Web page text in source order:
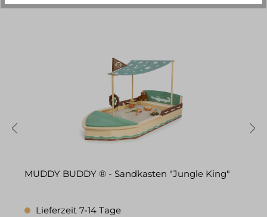
MUDDY BUDDY ® - Sandkasten "Jungle King"
Lieferzeit 7-14 Tage